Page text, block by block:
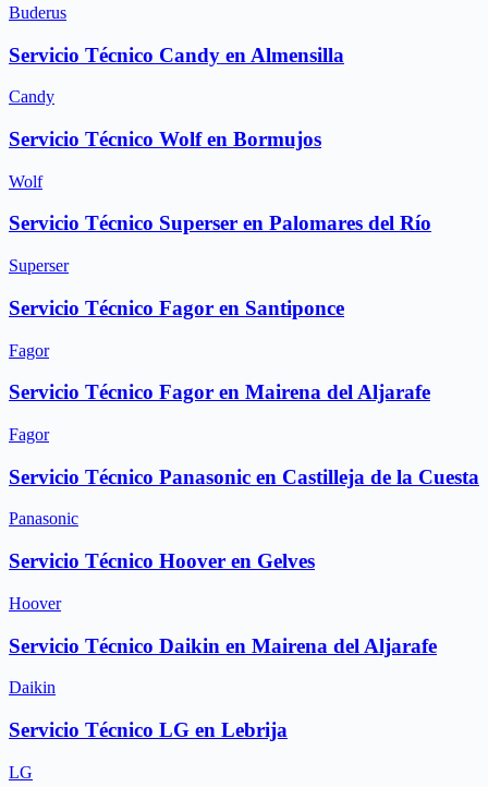
Buderus
Servicio Técnico Candy en Almensilla
Candy
Servicio Técnico Wolf en Bormujos
Wolf
Servicio Técnico Superser en Palomares del Río
Superser
Servicio Técnico Fagor en Santiponce
Fagor
Servicio Técnico Fagor en Mairena del Aljarafe
Fagor
Servicio Técnico Panasonic en Castilleja de la Cuesta
Panasonic
Servicio Técnico Hoover en Gelves
Hoover
Servicio Técnico Daikin en Mairena del Aljarafe
Daikin
Servicio Técnico LG en Lebrija
LG